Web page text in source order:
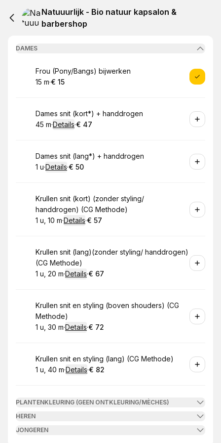
Natuuurlijk - Bio natuur kapsalon &
barbershop
DAMES
Boek
Frou (Pony/Bangs) bijwerken
.Duur :
15 m·
.Prijs:
€ 15
Boek
Dames snit (kort*) + handdrogen
.Duur:
45 m·Details·
.Prijs:
€ 47
Boek
Dames snit (lang*) + handdrogen
. Duur:
1 u·Details·
.Prijs:
€ 50
Boek
Krullen snit (kort) (zonder styling/
handdrogen) (CG Methode)
. Duur:
1 u, 10 m·Details·
.Prijs:
€ 57
Boek
Krullen snit (lang)(zonder styling/ handdrogen)
(CG Methode)
. Duur:
1 u, 20 m·Details·
.Prijs:
€ 67
Boek
Krullen snit en styling (boven shouders) (CG
Methode)
. Duur:
1 u, 30 m·Details·
.Prijs:
€ 72
Boek
Krullen snit en styling (lang) (CG Methode)
. Duur :
1 u, 40 m·Details·
.Prijs:
€ 82
PLANTENKLEURING (GEEN ONTKLEURING/MÈCHES)
HEREN
JONGEREN